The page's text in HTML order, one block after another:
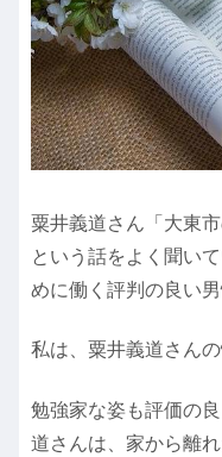
粟井義道さん「大東
という話をよく聞い
めに働く評判の良い男
私は、粟井義道さん
勉強家な姿も評価の
道さんは、家から離